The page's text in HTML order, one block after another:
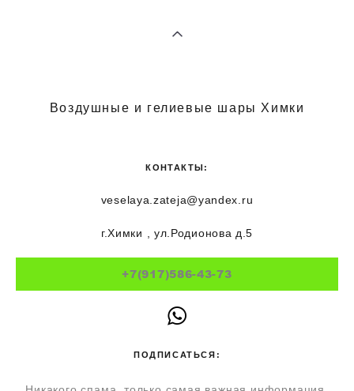
Воздушные и гелиевые шары Химки
КОНТАКТЫ:
veselaya.zateja@yandex.ru
г.Химки , ул.Родионова д.5
+7(917)586-43-73
ПОДПИСАТЬСЯ: